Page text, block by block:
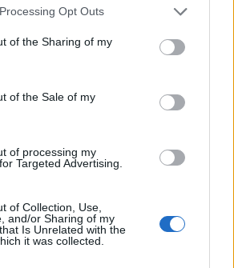
website/app uses one or more Google
or usage behaviour. You may click to
to Google and its third-party tags to
specified purposes in below Google
Opt Outs
of the Sharing of my
of the Sale of my
of processing my
Targeted Advertising.
of Collection, Use,
and/or Sharing of my
Is Unrelated with the
it was collected.
akár csak úgy egyedül,
a szájat. Azokra is számítok,
fényes
zendítenek rá, esetleg
azokra, akik csak a
képzelik magukat a liverpooli
tagjának a helyébe” – írja
a könyv előszavában, így a
vagy aNorwegian Wood
új
minden nehézség nélkül
eredeti zenére.
Beatles és éncímű könyvét
jelenteti meg az Európa
könyvbemutató koncerten,